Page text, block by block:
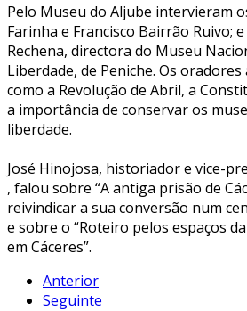
Pelo Museu do Aljube intervieram
Farinha e Francisco Bairrão Ruivo;
Rechena, directora do Museu
Liberdade, de Peniche. Os
como a Revolução de Abril, a
a importância de conservar os
liberdade.
José Hinojosa, historiador e vice-
, falou sobre “A antiga prisão de
reivindicar a sua conversão num
e sobre o “Roteiro pelos espaços
em Cáceres”.
Anterior
Seguinte